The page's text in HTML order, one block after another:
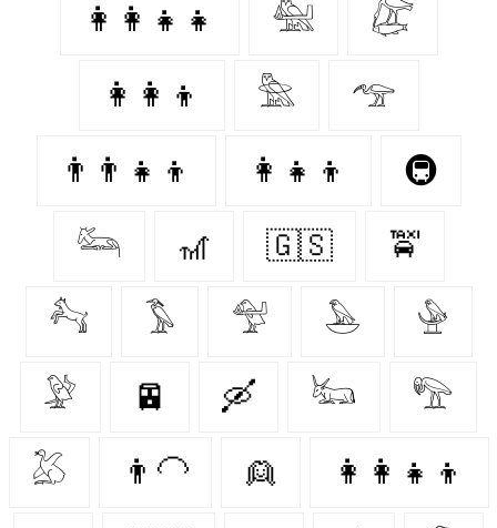
👩‍👩‍👧‍👧 𓅕 𓅻
👩‍👩‍👦 𓅗 𓅠
👨‍👨‍👧‍👦 👩‍👧‍👦 🚇
𓃛 🎢 🇬🇸 🚖
𓃚 𓅣 𓅵 𓅅 𓅈
𓅶 🚈 🛶 𓃜 𓅟
𓅷 👨‍🦲 👱‍ 👩‍👩‍👧‍👦